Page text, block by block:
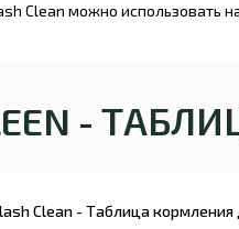
Clean можно использовать
-
Clean - Таблица